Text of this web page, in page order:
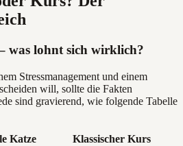
was lohnt sich wirklich?
Stressmanagement und einem
will, sollte die Fakten
sind gravierend, wie folgende Tabelle
Katze
Klassischer Kurs